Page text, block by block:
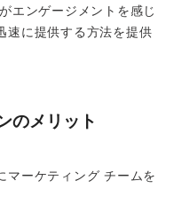
エンゲージメントを感じ
速に提供する方法を提供
のメリット
マーケティング チームを